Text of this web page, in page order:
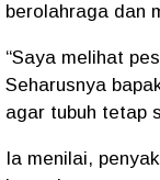
berolahraga dan
“Saya melihat
Seharusnya
agar tubuh tetap
Ia menilai,